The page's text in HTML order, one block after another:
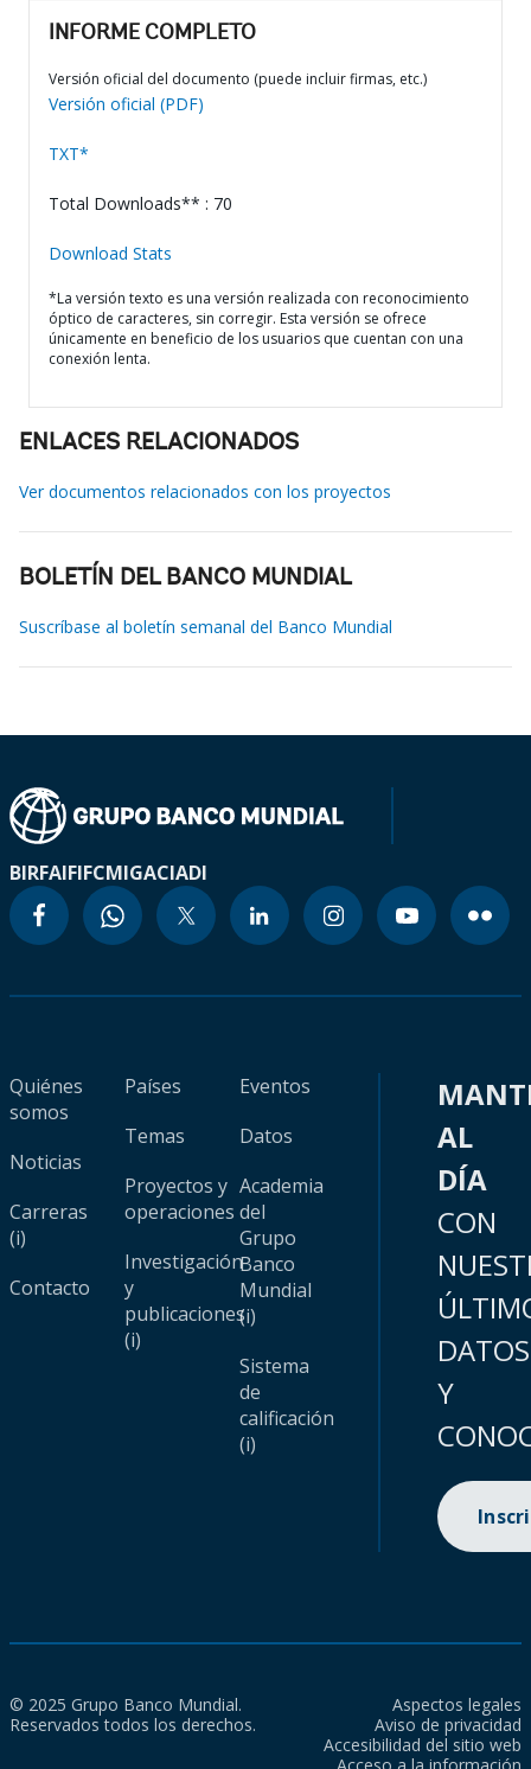
INFORME COMPLETO
Versión oficial del documento (puede incluir firmas, etc.)
Versión oficial (PDF)
TXT*
Total Downloads** : 70
Download Stats
*La versión texto es una versión realizada con reconocimiento
óptico de caracteres, sin corregir. Esta versión se ofrece
únicamente en beneficio de los usuarios que cuentan con una
conexión lenta.
ENLACES RELACIONADOS
Ver documentos relacionados con los proyectos
BOLETÍN DEL BANCO MUNDIAL
Suscríbase al boletín semanal del Banco Mundial
BIRFAIFIFCMIGACIADI
Quiénes
somos
Noticias
Carreras
(i)
Contacto
Países
Temas
Proyectos y
operaciones
Investigación
y
publicaciones
(i)
Eventos
Datos
Academia
del
Grupo
Banco
Mundial
(i)
Sistema
de
calificación
(i)
AL
DÍA
CON
DATOS
Y
© 2025 Grupo Banco Mundial.
Reservados todos los derechos.
Aspectos legales
Aviso de privacidad
Accesibilidad del sitio web